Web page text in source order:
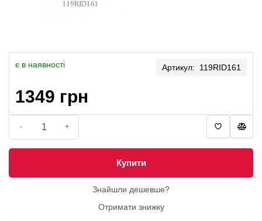
є в наявності Артикул: 119RID161
1349 грн
- +
Купити
Знайшли дешевше?
Отримати знижку